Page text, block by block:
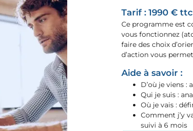
Tarif : 1990 € ttc
Ce programme est
vous fonctionnez
faire des choix
d’action vous
Aide à savoir :
D’où je viens :
Qui je suis :
Où je vais :
Comment j’y
suivi à 6 mois